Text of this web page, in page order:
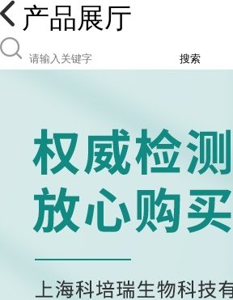
产品展厅
搜索